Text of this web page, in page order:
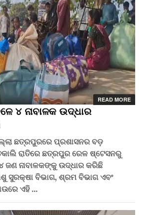
READ MORE
୪ ନାବାଳକ ଉଦ୍ଧାର
ଛତ୍ରପୁରରେ ପ୍ରଶାସନର ବଡ଼
ରାତିରେ ଛତ୍ରପୁର ରେଳ ଷ୍ଟେସନରୁ
ଜଣ ନାବାଳକଙ୍କୁ ଉଦ୍ଧାର କରିଛି
ସୁରକ୍ଷା ବିଭାଗ, ଶ୍ରମ ବିଭାଗ ଏବଂ
ଏହି ...